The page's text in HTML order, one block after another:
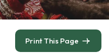
Print This Page